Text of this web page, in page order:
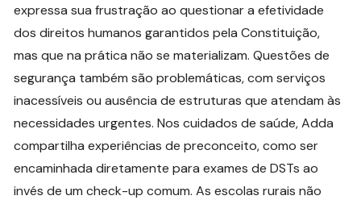
expressa sua frustração ao questionar a efetividade
dos direitos humanos garantidos pela Constituição,
mas que na prática não se materializam. Questões de
segurança também são problemáticas, com serviços
inacessíveis ou ausência de estruturas que atendam às
necessidades urgentes. Nos cuidados de saúde, Adda
compartilha experiências de preconceito, como ser
encaminhada diretamente para exames de DSTs ao
invés de um check-up comum. As escolas rurais não